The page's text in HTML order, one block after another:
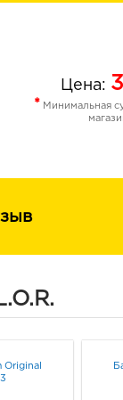
Цена:
* Минимальная
Original